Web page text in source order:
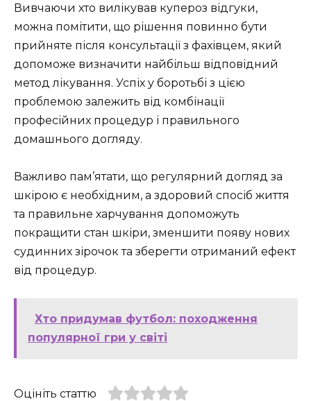
Вивчаючи хто вилікував купероз відгуки,
можна помітити, що рішення повинно бути
прийняте після консультації з фахівцем, який
допоможе визначити найбільш відповідний
метод лікування. Успіх у боротьбі з цією
проблемою залежить від комбінації
професійних процедур і правильного
домашнього догляду.
Важливо пам’ятати, що регулярний догляд за
шкірою є необхідним, а здоровий спосіб життя
та правильне харчування допоможуть
покращити стан шкіри, зменшити появу нових
судинних зірочок та зберегти отриманий ефект
від процедур.
Хто придумав футбол: походження
популярної гри у світі
Оцініть статтю